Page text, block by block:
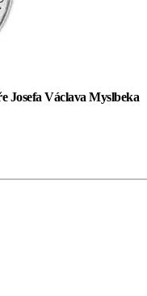
Josefa Václava Myslbeka